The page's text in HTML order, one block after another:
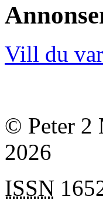
Vill du
© Peter 2
2026
ISSN